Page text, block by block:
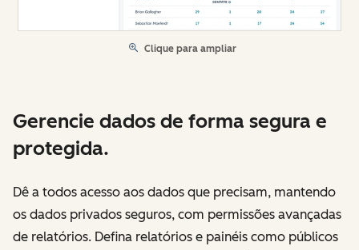
Clique para ampliar
Gerencie dados de forma segura e
protegida.
Dê a todos acesso aos dados que precisam, mantendo
os dados privados seguros, com permissões avançadas
de relatórios. Defina relatórios e painéis como públicos